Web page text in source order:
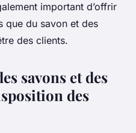
important d’offrir
que du savon et des
des clients.
savons et des
des